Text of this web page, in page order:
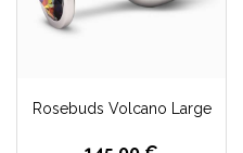
Rosebuds Volcano Large